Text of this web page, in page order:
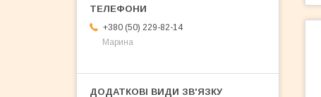
+380 (50) 229-82-14
Марина